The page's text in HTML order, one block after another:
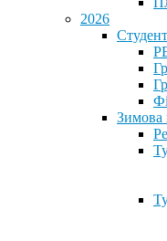
2026
⁨Зимова